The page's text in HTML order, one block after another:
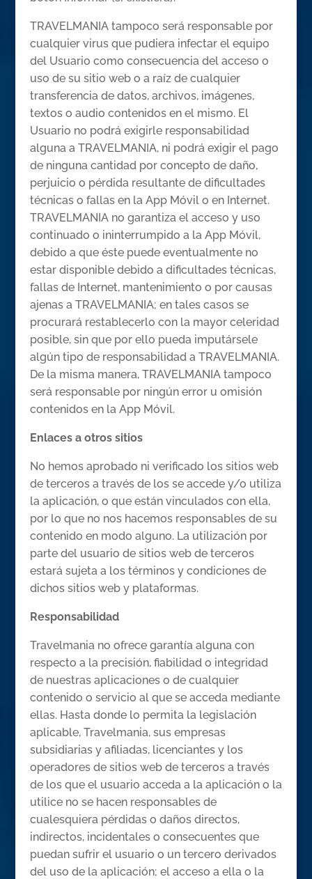
TRAVELMANIA tampoco será responsable por
cualquier virus que pudiera infectar el equipo
del Usuario como consecuencia del acceso o
uso de su sitio web o a raíz de cualquier
transferencia de datos, archivos, imágenes,
textos o audio contenidos en el mismo. El
Usuario no podrá exigirle responsabilidad
alguna a TRAVELMANIA, ni podrá exigir el pago
de ninguna cantidad por concepto de daño,
perjuicio o pérdida resultante de dificultades
técnicas o fallas en la App Móvil o en Internet.
TRAVELMANIA no garantiza el acceso y uso
continuado o ininterrumpido a la App Móvil,
debido a que éste puede eventualmente no
estar disponible debido a dificultades técnicas,
fallas de Internet, mantenimiento o por causas
ajenas a TRAVELMANIA; en tales casos se
procurará restablecerlo con la mayor celeridad
posible, sin que por ello pueda imputársele
algún tipo de responsabilidad a TRAVELMANIA.
De la misma manera, TRAVELMANIA tampoco
será responsable por ningún error u omisión
contenidos en la App Móvil.
Enlaces a otros sitios
No hemos aprobado ni verificado los sitios web
de terceros a través de los se accede y/o utiliza
la aplicación, o que están vinculados con ella,
por lo que no nos hacemos responsables de su
contenido en modo alguno. La utilización por
parte del usuario de sitios web de terceros
estará sujeta a los términos y condiciones de
dichos sitios web y plataformas.
Responsabilidad
Travelmania no ofrece garantía alguna con
respecto a la precisión, fiabilidad o integridad
de nuestras aplicaciones o de cualquier
contenido o servicio al que se acceda mediante
ellas. Hasta donde lo permita la legislación
aplicable, Travelmania, sus empresas
subsidiarias y afiliadas, licenciantes y los
operadores de sitios web de terceros a través
de los que el usuario acceda a la aplicación o la
utilice no se hacen responsables de
cualesquiera pérdidas o daños directos,
indirectos, incidentales o consecuentes que
puedan sufrir el usuario o un tercero derivados
del uso de la aplicación; el acceso a ella o la